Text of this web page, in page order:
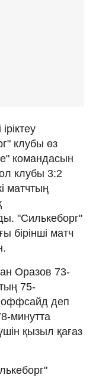
клубы өз
командасын
клубы 3:2
матчтың
"Силькеборг"
бірінші матч
Оразов 73-
75-
оффсайд деп
минутта
қызыл қағаз